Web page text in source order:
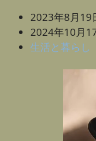
2023年8月19
2024年10月
生活と暮らし